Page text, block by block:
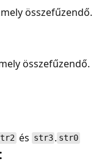
összefűzendő.
összefűzendő.
és str3 . str0